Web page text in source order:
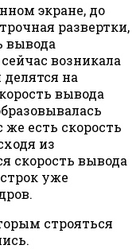
экране, до
развертки,
вывода
возникала
делятся на
вывода
же есть скорость
из
скорость вывода
уже
строяться